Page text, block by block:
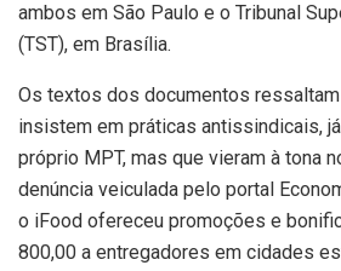
ambos em São Paulo e o Tribunal
(TST), em Brasília.
Os textos dos documentos
insistem em práticas antissindicais,
próprio MPT, mas que vieram à tona
denúncia veiculada pelo portal
o iFood ofereceu promoções e
800,00 a entregadores em cidades